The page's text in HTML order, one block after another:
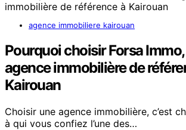
agence immobiliere kairouan
Pourquoi choisir Forsa
agence immobilière de
Kairouan
Choisir une agence immobilière, c’est
à qui vous confiez l’une des…